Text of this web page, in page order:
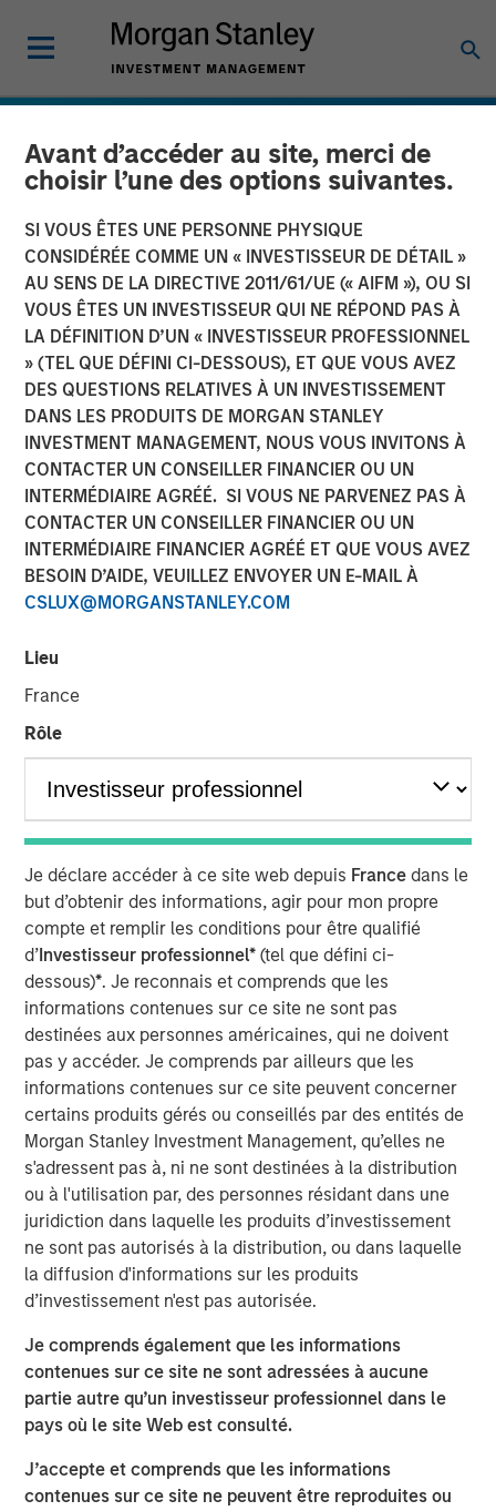
Avant d’accéder au site, merci de
choisir l’une des options suivantes.
SI VOUS ÊTES UNE PERSONNE PHYSIQUE
CONSIDÉRÉE COMME UN « INVESTISSEUR DE DÉTAIL »
AU SENS DE LA DIRECTIVE 2011/61/UE (« AIFM »), OU SI
VOUS ÊTES UN INVESTISSEUR QUI NE RÉPOND PAS À
LA DÉFINITION D’UN « INVESTISSEUR PROFESSIONNEL
» (TEL QUE DÉFINI CI-DESSOUS), ET QUE VOUS AVEZ
DES QUESTIONS RELATIVES À UN INVESTISSEMENT
DANS LES PRODUITS DE MORGAN STANLEY
INVESTMENT MANAGEMENT, NOUS VOUS INVITONS À
CONTACTER UN CONSEILLER FINANCIER OU UN
INTERMÉDIAIRE AGRÉÉ. SI VOUS NE PARVENEZ PAS À
CONTACTER UN CONSEILLER FINANCIER OU UN
INTERMÉDIAIRE FINANCIER AGRÉÉ ET QUE VOUS AVEZ
BESOIN D’AIDE, VEUILLEZ ENVOYER UN E-MAIL À
CSLUX@MORGANSTANLEY.COM
Lieu
France
Rôle
Je déclare accéder à ce site web depuis France dans le
but d’obtenir des informations, agir pour mon propre
compte et remplir les conditions pour être qualifié
d’Investisseur professionnel*(tel que défini ci-
dessous)*. Je reconnais et comprends que les
informations contenues sur ce site ne sont pas
destinées aux personnes américaines, qui ne doivent
pas y accéder. Je comprends par ailleurs que les
informations contenues sur ce site peuvent concerner
certains produits gérés ou conseillés par des entités de
Morgan Stanley Investment Management, qu’elles ne
s'adressent pas à, ni ne sont destinées à la distribution
ou à l'utilisation par, des personnes résidant dans une
juridiction dans laquelle les produits d’investissement
ne sont pas autorisés à la distribution, ou dans laquelle
la diffusion d'informations sur les produits
d’investissement n'est pas autorisée.
Je comprends également que les informations
contenues sur ce site ne sont adressées à aucune
partie autre qu’un investisseur professionnel dans le
pays où le site Web est consulté.
J’accepte et comprends que les informations
contenues sur ce site ne peuvent être reproduites ou
INSIGHTS
La dette émergente
résiste malgré la montée
des tensions géopolitiques
19 MAI 2026
note positive, portée par des conditions
macroéconomiques favorables et la solidité des
fondamentaux des pays, dans la continuité de 2025. Les
performances de janvier et février ont été soutenues par
la faiblesse du dollar (USD), des rendements réels
attractifs, le resserrement des spreads et des
fondamentaux pays restés solides.
Toutefois, ces gains du début d’année se sont effacés en
mars (graphique 1), à la suite des frappes menées par les
États-Unis et Israël contre l’Iran fin février, qui ont
provoqué une poussée de volatilité sur les actifs de dette
émergente. Les devises des marchés émergents ont
globalement reculé face à l’appréciation du dollar, tandis
que les taux locaux ont été orientés à la hausse et que les
spreads de crédit se sont tendus sur certains segments
souverains et corporate.
Les gains de la dette émergente se sont
effacés en mars sur fond de volatilité liée à
l’Iran